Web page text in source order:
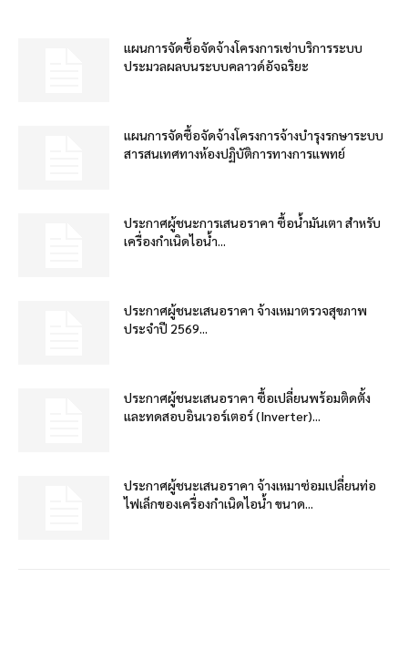
แผนการจัดซื้อจัดจ้างโครงการเช่าบริการระบบ
ประมวลผลบนระบบคลาวด์อัจฉริยะ
แผนการจัดซื้อจัดจ้างโครงการจ้างบำรุงรกษาระบบ
สารสนเทศทางห้องปฏิบัติการทางการแพทย์
ประกาศผู้ชนะการเสนอราคา ซื้อน้ำมันเตา สำหรับ
เครื่องกำเนิดไอน้ำ...
ประกาศผู้ชนะเสนอราคา จ้างเหมาตรวจสุขภาพ
ประจำปี 2569...
ประกาศผู้ชนะเสนอราคา ซื้อเปลี่ยนพร้อมติดตั้ง
และทดสอบอินเวอร์เตอร์ (Inverter)...
ประกาศผู้ชนะเสนอราคา จ้างเหมาซ่อมเปลี่ยนท่อ
ไฟเล็กของเครื่องกำเนิดไอน้ำ ขนาด...